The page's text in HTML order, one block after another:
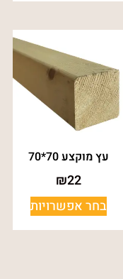
עץ מוקצע 70*70
₪22
בחר אפשרויות